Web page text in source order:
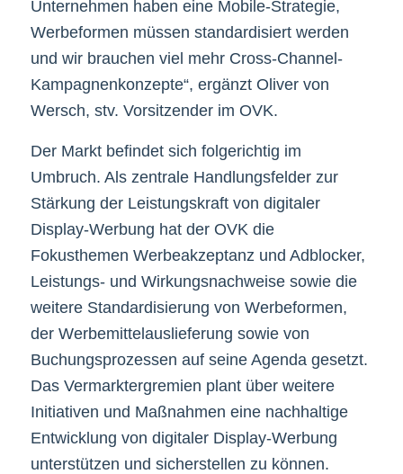
Unternehmen haben eine Mobile-Strategie,
Werbeformen müssen standardisiert werden
und wir brauchen viel mehr Cross-Channel-
Kampagnenkonzepte“, ergänzt Oliver von
Wersch, stv. Vorsitzender im OVK.
Der Markt befindet sich folgerichtig im
Umbruch. Als zentrale Handlungsfelder zur
Stärkung der Leistungskraft von digitaler
Display-Werbung hat der OVK die
Fokusthemen Werbeakzeptanz und Adblocker,
Leistungs- und Wirkungsnachweise sowie die
weitere Standardisierung von Werbeformen,
der Werbemittelauslieferung sowie von
Buchungsprozessen auf seine Agenda gesetzt.
Das Vermarktergremien plant über weitere
Initiativen und Maßnahmen eine nachhaltige
Entwicklung von digitaler Display-Werbung
unterstützen und sicherstellen zu können.